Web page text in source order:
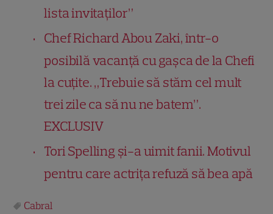
lista invitaților”
Chef Richard Abou Zaki, într-o
posibilă vacanță cu gașca de la Chefi
la cuțite. „Trebuie să stăm cel mult
trei zile ca să nu ne batem”.
EXCLUSIV
Tori Spelling și-a uimit fanii. Motivul
pentru care actrița refuză să bea apă
Cabral